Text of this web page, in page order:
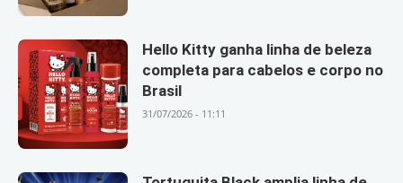
Hello Kitty ganha linha de beleza
completa para cabelos e corpo no
Brasil
31/07/2026 - 11:11